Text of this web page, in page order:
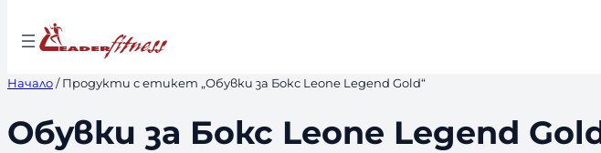
Начало/ Продукти с етикет „Обувки за Бокс Leone Legend Gold“
Обувки за Бокс Leone Legend